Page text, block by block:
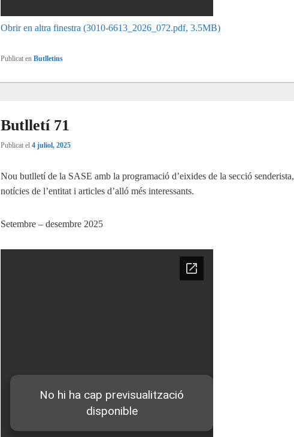
Obrir en altra finestra (3010-6613_2026_072.pdf, 3.5MB)
Publicat en Butlletins
Butlletí 71
Publicat el 4 juliol, 2025
Nou butlletí de la SASE amb la programació d’eixides de la secció senderista,
notícies de l’entitat i articles d’alló més interessants.
Setembre – desembre 2025